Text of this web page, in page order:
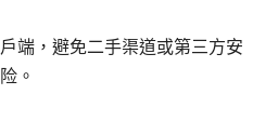
端，避免二手渠道或第三方安
。